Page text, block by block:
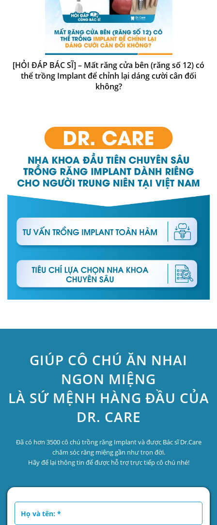
[HỎI ĐÁP BÁC SĨ] – Mất răng cửa bên (răng số 12) có
thể trồng Implant để chỉnh lại dáng cười cân đối
không?
GIÚP CÔ CHÚ ĂN NHAI
NGON MIỆNG
LÀ SỨ MỆNH HÀNG ĐẦU CỦA
DR. CARE
Đã có hơn 3500 cô chú trồng răng Implant và được Bác sĩ Dr.Care
chăm sóc răng miệng gần như trọn đời.
Hãy để lại thông tin để được hỗ trợ trực tiếp cô chú nhé!